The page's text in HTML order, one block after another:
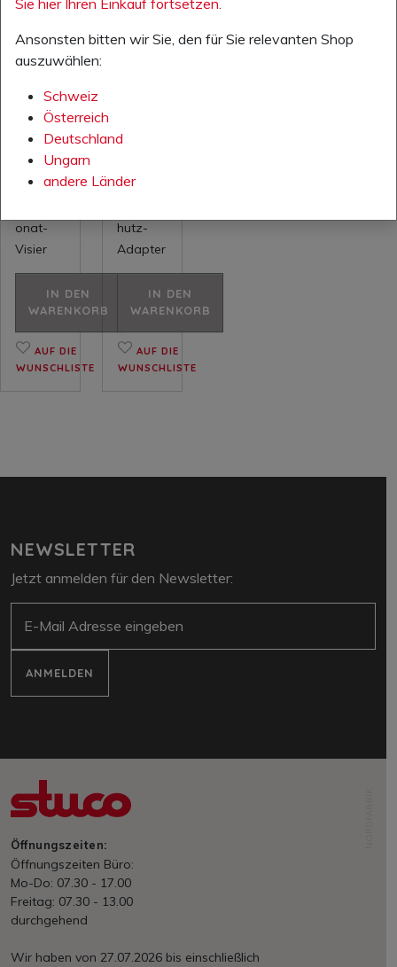
49,0
0 €
ummer:
KASK
onat-
Visier
IN DEN
WARENKORB
AUF DIE
WUNSCHLISTE
8,00
KASK
hutz-
Adapter
IN DEN
WARENKORB
AUF DIE
WUNSCHLISTE
NEWSLETTER
Jetzt anmelden für den Newsletter:
ANMELDEN
Öffnungszeiten:
Öffnungszeiten Büro:
Mo-Do: 07.30 - 17.00
Freitag: 07.30 - 13.00
durchgehend
Wir haben von 27.07.2026 bis einschließlich
Sie hier Ihren Einkauf fortsetzen.
Ansonsten bitten wir Sie, den für Sie relevanten Shop
auszuwählen:
Schweiz
Österreich
Deutschland
Ungarn
andere Länder